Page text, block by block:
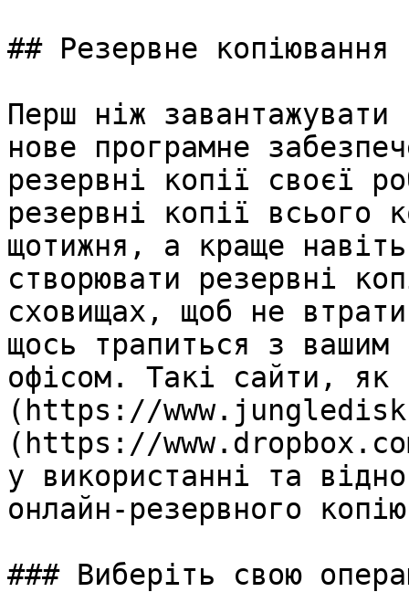
## Резервне
Перш ніж
нове програмне
резервні копії своєї
резервні копії всього
щотижня, а краще
створювати резервні
сховищах, щоб не
щось трапиться з
офісом. Такі сайти,
(https://
(https://
у використанні та
онлайн-резервного
### Виберіть свою